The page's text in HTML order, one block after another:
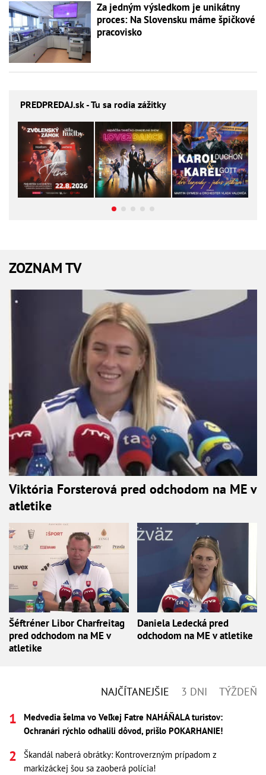
Za jedným výsledkom je unikátny
proces: Na Slovensku máme špičkové
pracovisko
PREDPREDAJ.sk - Tu sa rodia zážitky
ZOZNAM TV
Viktória Forsterová pred odchodom na ME v
atletike
Šéftréner Libor Charfreitag
pred odchodom na ME v
atletike
Daniela Ledecká pred
odchodom na ME v atletike
NAJČÍTANEJŠIE 3 DNI TÝŽDEŇ
Medvedia šelma vo Veľkej Fatre NAHÁŇALA turistov:
Ochranári rýchlo odhalili dôvod, prišlo POKARHANIE!
Škandál naberá obrátky: Kontroverzným prípadom z
markizáckej šou sa zaoberá polícia!